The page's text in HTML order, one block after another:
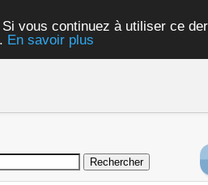
vous continuez à utiliser ce
En savoir plus